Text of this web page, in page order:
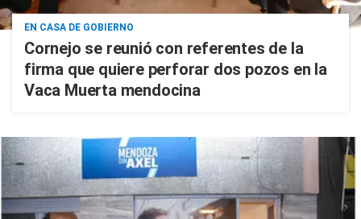
EN CASA DE GOBIERNO
Cornejo se reunió con referentes de la
firma que quiere perforar dos pozos en la
Vaca Muerta mendocina